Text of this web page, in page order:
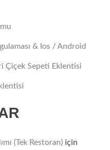
& Ios / Android
Çiçek Sepeti Eklentisi
(Tek Restoran)için